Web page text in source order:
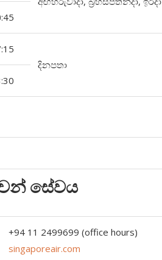
දිනපතා
සේවය
+94 11 2499699 (office hours)
singaporeair.com